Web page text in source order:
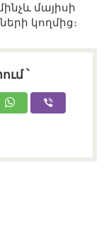
մայիսի
կողմից։
՝